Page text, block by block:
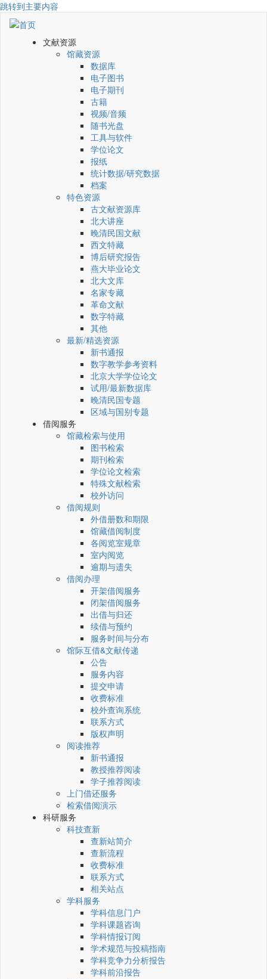
跳转到主要内容
文献资源
馆藏资源
数据库
电子图书
电子期刊
古籍
视频/音频
随书光盘
工具与软件
学位论文
报纸
统计数据/研究数据
档案
特色资源
古文献资源库
北大讲座
晚清民国文献
西文特藏
博后研究报告
燕大毕业论文
北大文库
名家专藏
革命文献
数字特藏
其他
最新/精选资源
新书通报
数字教学参考资料
北京大学学位论文
试用/最新数据库
晚清民国专题
区域与国别专题
借阅服务
馆藏检索与使用
图书检索
期刊检索
学位论文检索
特殊文献检索
校外访问
借阅规则
外借册数和期限
馆藏借阅制度
各阅览室规章
室内阅览
逾期与遗失
借阅办理
开架借阅服务
闭架借阅服务
出借与归还
续借与预约
服务时间与分布
馆际互借&文献传递
公告
服务内容
提交申请
收费标准
校外查询系统
联系方式
版权声明
阅读推荐
新书通报
教授推荐阅读
学子推荐阅读
上门借还服务
检索借阅演示
科研服务
科技查新
查新站简介
查新流程
收费标准
联系方式
相关站点
学科服务
学科信息门户
学科课题咨询
学科情报订阅
学术规范与投稿指南
学科竞争力分析报告
学科前沿报告